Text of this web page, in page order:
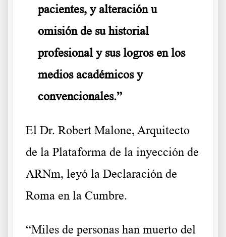
pacientes, y alteración u
omisión de su historial
profesional y sus logros en los
medios académicos y
convencionales.”
El Dr. Robert Malone, Arquitecto
de la Plataforma de la inyección de
ARNm, leyó la Declaración de
Roma en la Cumbre.
“Miles de personas han muerto del